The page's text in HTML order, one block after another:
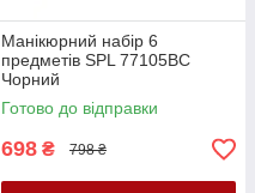
Манікюрний набір 6
предметів SPL 77105BC
Чорний
Готово до відправки
698 ₴ 798 ₴